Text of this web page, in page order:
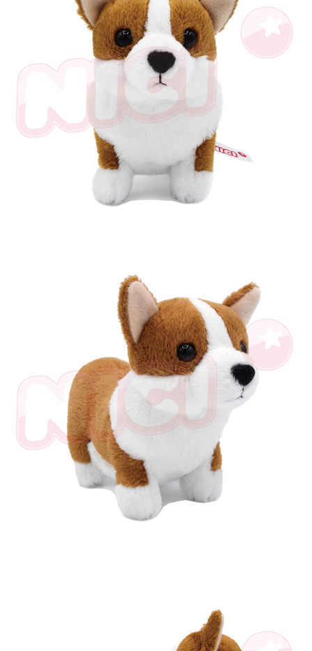
後付繳納相關費用。
※ 交易是否成功請以「AFTEE先享後付 」之結帳頁面顯示為準，若有關於
是否繳費成功／繳費後需取消欲退款等相關疑問，請聯繫「AFTEE先享後付
https://netprotections.freshdesk.com/support/home
【注意事項】
１．透過由恩沛科技股份有限公司提供之「AFTEE先享後付」服務完成之交
權轉讓予恩沛科技股份有限公司。
２．關於個人資料處理事宜，請瀏覽以下網址：
https://aftee.tw/terms/#terms3
３．未成年的使用者請事先徵得法定代理人或監護人之同意方可使用
「AFTEE先享後付」，若未經同意申辦者引起之損失，本公司不負相關責
時審查核予不同之上限額度；若仍有額度不足之情形，本公司將視審查結果
請求用戶進行身份認證。
查看運費